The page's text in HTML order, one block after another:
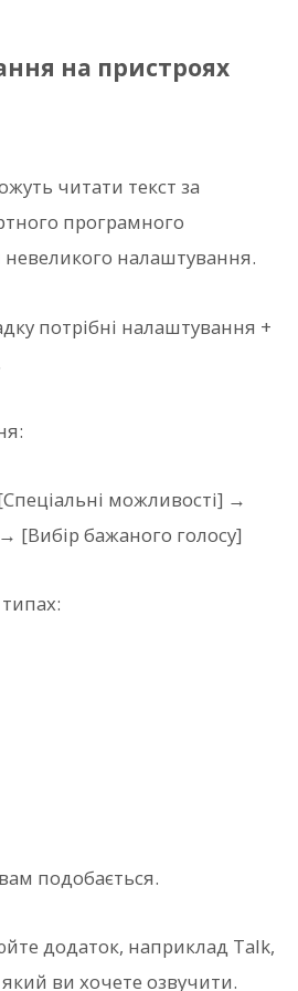
на пристроях
читати текст за
програмного
невеликого налаштування.
потрібні налаштування +
можливості] →
[Вибір бажаного голосу]
подобається.
додаток, наприклад Talk,
ви хочете озвучити.